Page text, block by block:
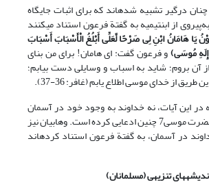
درگیر تشبیه شده‏اند که برای اثبات جایگاه
از ابن‏تیمیه به گفتة فرعون استناد می‏کنند
یَا هَامَانُ ابْنِ لِی صَرْحًا لَّعَلِّی أَبْلُغُ الْأَسْبَابَ أَسْبَابَ
مُوسَى)و فرعون گفت: ای هامان! برای من بنای
آن بروم؛ شاید به اسباب و وسایلی دست بیابم؛
از خدای موسی اطلاع یابم (غافر: 36-37).
این آیات، نه خداوند به وجود خود در آسمان
اشاره‌ای کرده و نه حضرت موسی7 چنین ادعایی کرده است. وهابیان نیز
در آسمان، به گفتة فرعون استناد کرده‏اند
تنزیهی (مسلمانان)